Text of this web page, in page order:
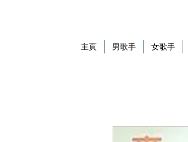
主頁 男歌手 女歌手